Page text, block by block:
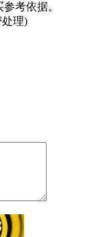
考依据。
处理)